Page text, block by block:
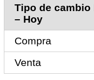
Tipo de cambio
– Hoy
Compra
Venta